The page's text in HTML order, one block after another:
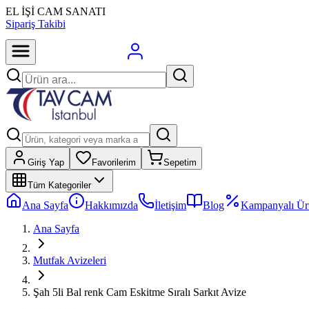
EL İŞİ CAM SANATI
Sipariş Takibi
Giriş Yap Favorilerim Sepetim
Tüm Kategoriler
Ana Sayfa Hakkımızda İletişim Blog
Kampanyalı
Ana Sayfa
Mutfak Avizeleri
Şah 5li Bal renk Cam Eskitme Sıralı Sarkıt Avize